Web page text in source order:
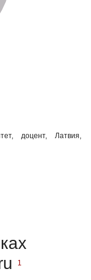
доцент, Латвия,
1